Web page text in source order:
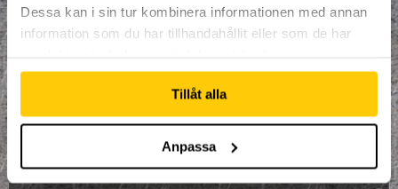
Dessa kan i sin tur kombinera informationen med annan
information som du har tillhandahållit eller som de har
Tillåt alla
Anpassa
NPF-Träning
Påsklovsläger